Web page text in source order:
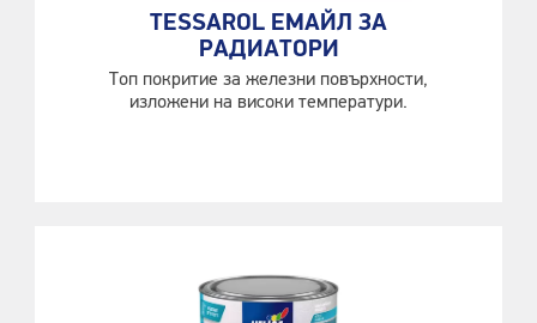
TESSAROL ЕМАЙЛ ЗА
РАДИАТОРИ
Топ покритие за железни повърхности,
изложени на високи температури.